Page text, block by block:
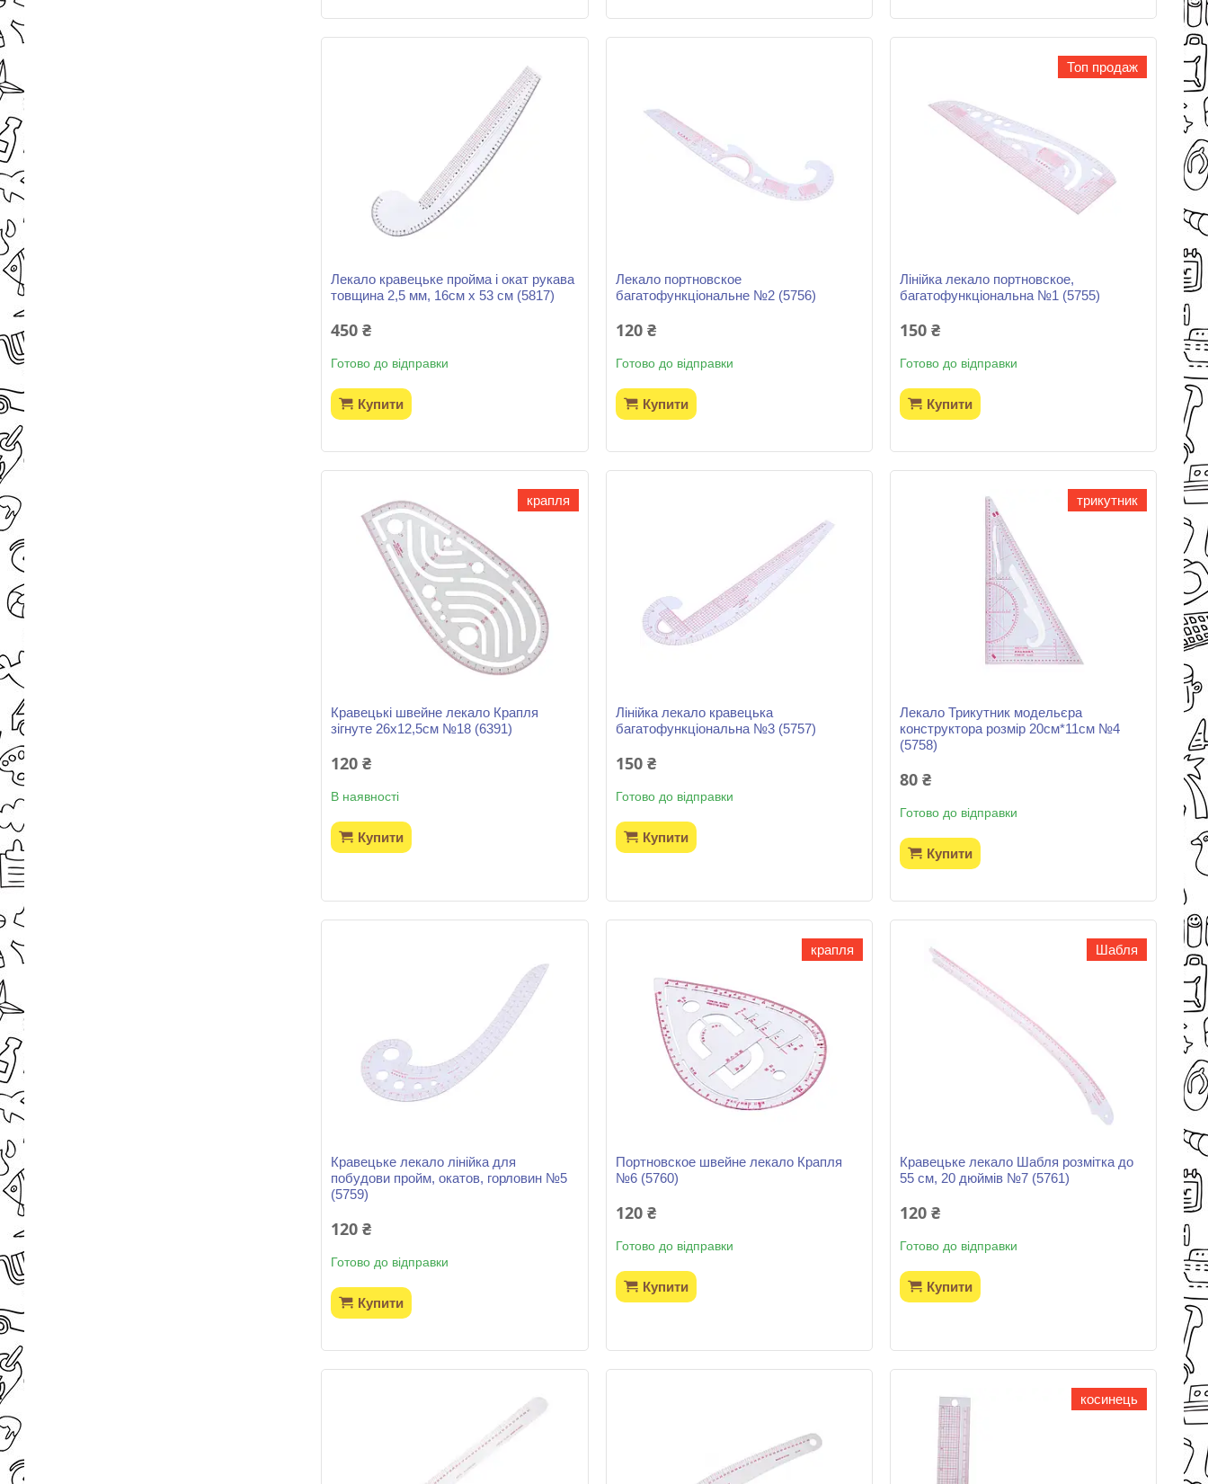
Лекало кравецьке пройма і окат рукава
товщина 2,5 мм, 16см х 53 см (5817)
450 ₴
Готово до відправки
Купити
Лекало портновское
багатофункціональне №2 (5756)
120 ₴
Готово до відправки
Купити
Топ продаж
Лінійка лекало портновское,
багатофункціональна №1 (5755)
150 ₴
Готово до відправки
Купити
крапля
Кравецькі швейне лекало Крапля
зігнуте 26х12,5см №18 (6391)
120 ₴
В наявності
Купити
Лінійка лекало кравецька
багатофункціональна №3 (5757)
150 ₴
Готово до відправки
Купити
трикутник
Лекало Трикутник модельєра
конструктора розмір 20см*11см №4
(5758)
80 ₴
Готово до відправки
Купити
Кравецьке лекало лінійка для
побудови пройм, окатов, горловин №5
(5759)
120 ₴
Готово до відправки
Купити
крапля
Портновское швейне лекало Крапля
№6 (5760)
120 ₴
Готово до відправки
Купити
Шабля
Кравецьке лекало Шабля розмітка до
55 см, 20 дюймів №7 (5761)
120 ₴
Готово до відправки
Купити
косинець